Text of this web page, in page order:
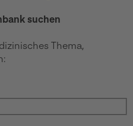
suchen
Thema,